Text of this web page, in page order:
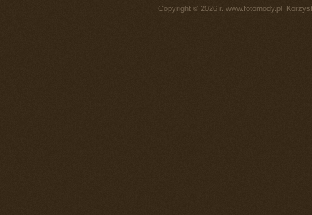
Copyright © 2026 r. www.fotomody.pl.